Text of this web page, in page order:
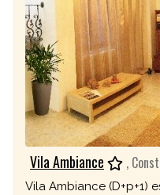
Vila Ambiance ,
Vila Ambiance (D+p+1)